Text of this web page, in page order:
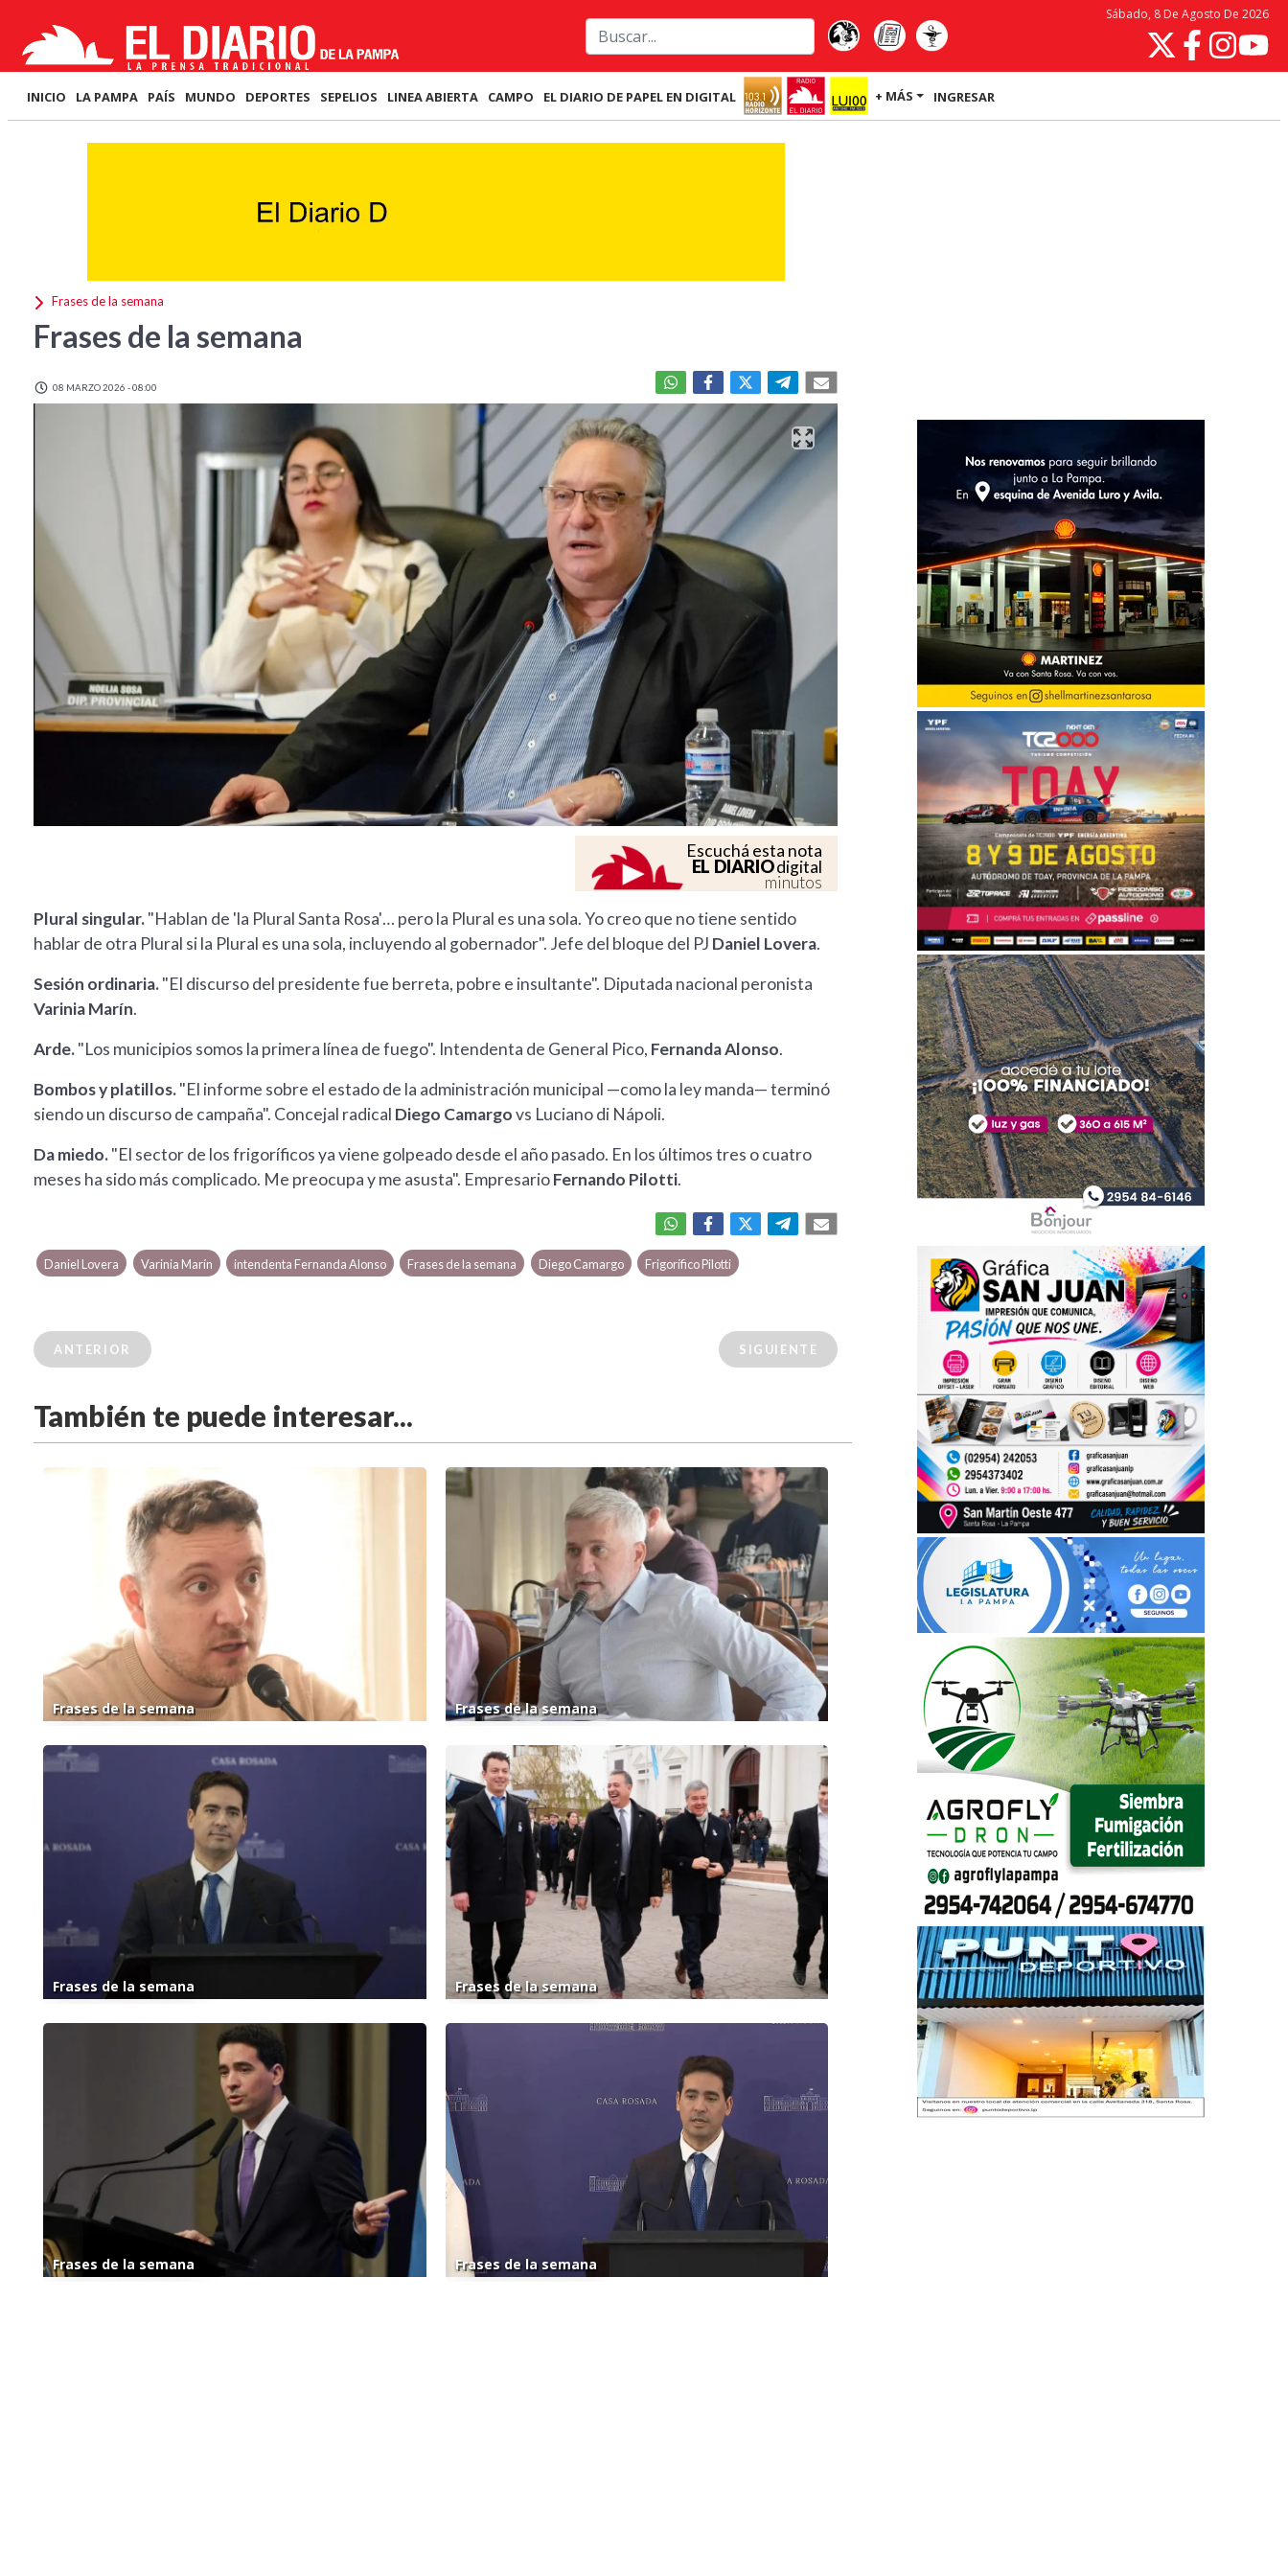
Sábado, 8 De Agosto De 2026
INICIO LA PAMPA PAÍS MUNDO DEPORTES SEPELIOS LINEA ABIERTA CAMPO EL DIARIO DE PAPEL EN DIGITAL + MÁS INGRESAR
Frases de la semana
Frases de la semana
08 MARZO 2026 - 08:00
Escuchá esta nota
EL DIARIOdigital
minutos
Plural singular."Hablan de 'la Plural Santa Rosa'… pero la Plural es una sola. Yo creo que no tiene sentido
hablar de otra Plural si la Plural es una sola, incluyendo al gobernador". Jefe del bloque del PJ Daniel Lovera.
Sesión ordinaria."El discurso del presidente fue berreta, pobre e insultante". Diputada nacional peronista
Varinia Marín.
Arde."Los municipios somos la primera línea de fuego". Intendenta de General Pico, Fernanda Alonso.
Bombos y platillos."El informe sobre el estado de la administración municipal —como la ley manda— terminó
siendo un discurso de campaña". Concejal radical Diego Camargovs Luciano di Nápoli.
Da miedo."El sector de los frigoríficos ya viene golpeado desde el año pasado. En los últimos tres o cuatro
meses ha sido más complicado. Me preocupa y me asusta". EmpresarioFernando Pilotti.
Daniel Lovera Varinia Marín intendenta Fernanda Alonso Frases de la semana Diego Camargo Frigorífico Pilotti
ANTERIOR SIGUIENTE
También te puede interesar...
Frases de la semana Frases de la semana
Frases de la semana Frases de la semana
Frases de la semana Frases de la semana